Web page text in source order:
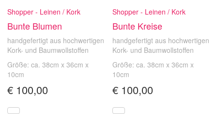
Shopper - Leinen / Kork
Bunte Blumen
handgefertigt aus hochwertigen
Kork- und Baumwollstoffen
Größe: ca. 38cm x 36cm x
10cm
€ 100,00
Shopper - Leinen / Kork
Bunte Kreise
handgefertigt aus hochwertigen
Kork- und Baumwollstoffen
Größe: ca. 38cm x 36cm x
10cm
€ 100,00